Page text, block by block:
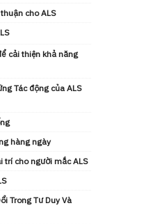
cho ALS
cải thiện khả năng
Tác động của ALS
hàng ngày
trí cho người mắc ALS
Trong Tư Duy Và